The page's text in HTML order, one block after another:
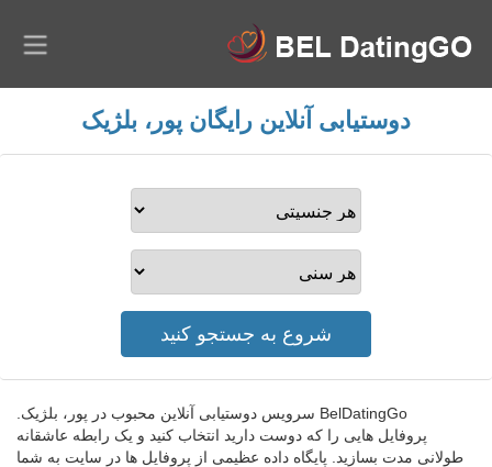
دوستیابی آنلاین رایگان پور، بلژیک
BelDatingGo سرویس دوستیابی آنلاین محبوب در پور، بلژیک.
پروفایل هایی را که دوست دارید انتخاب کنید و یک رابطه عاشقانه
طولانی مدت بسازید. پایگاه داده عظیمی از پروفایل ها در سایت به شما